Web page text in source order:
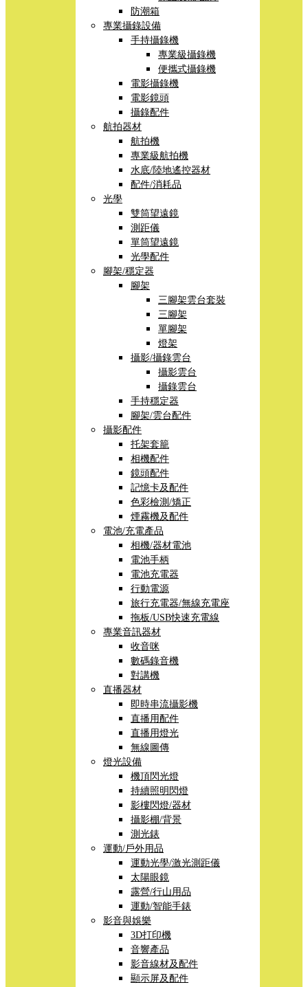
防潮箱
專業攝錄設備
手持攝錄機
專業級攝錄機
便攜式攝錄機
電影攝錄機
電影鏡頭
攝錄配件
航拍器材
航拍機
專業級航拍機
水底/陸地遙控器材
配件/消耗品
光學
雙筒望遠鏡
測距儀
單筒望遠鏡
光學配件
腳架/穩定器
腳架
三腳架雲台套裝
三腳架
單腳架
燈架
攝影/攝錄雲台
攝影雲台
攝錄雲台
手持穩定器
腳架/雲台配件
攝影配件
托架套籠
相機配件
鏡頭配件
記憶卡及配件
色彩檢測/矯正
煙霧機及配件
電池/充電產品
相機/器材電池
電池手柄
電池充電器
行動電源
旅行充電器/無線充電座
拖板/USB快速充電線
專業音訊器材
收音咪
數碼錄音機
對講機
直播器材
即時串流攝影機
直播用配件
直播用燈光
無線圖傳
燈光設備
機頂閃光燈
持續照明閃燈
影樓閃燈/器材
攝影棚/背景
測光錶
運動/戶外用品
運動光學/激光測距儀
太陽眼鏡
露營/行山用品
運動/智能手錶
影音與娛樂
3D打印機
音響產品
影音線材及配件
顯示屏及配件